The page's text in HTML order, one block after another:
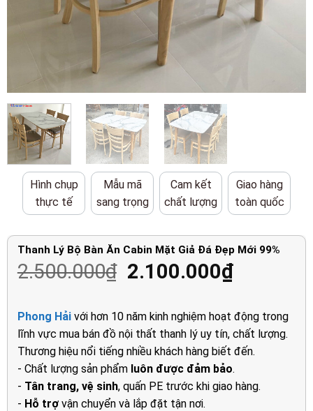
Hình chụp
thực tế
Mẫu mã
sang trọng
Cam kết
chất lượng
Giao hàng
toàn quốc
Thanh Lý Bộ Bàn Ăn Cabin Mặt Giả Đá Đẹp Mới 99%
2.500.000₫ Giá
là:
2.500.000₫.
2.100.000₫Giá
tại
là:
Phong Hảivới hơn 10 năm kinh nghiệm hoạt động trong
lĩnh vực mua bán đồ nội thất thanh lý uy tín, chất lượng.
Thương hiệu nổi tiếng nhiều khách hàng biết đến.
- Chất lượng sản phẩm luôn được đảm bảo.
- Tân trang, vệ sinh, quấn PE trước khi giao hàng.
- Hỗ trợvận chuyển và lắp đặt tận nơi.